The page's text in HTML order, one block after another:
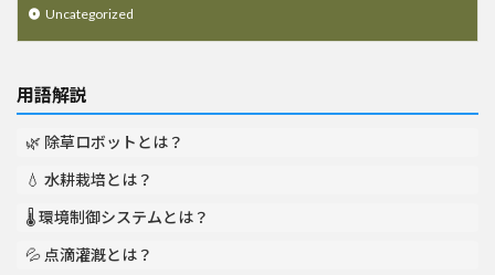
Uncategorized
用語解説
🌿 除草ロボットとは？
💧 水耕栽培とは？
🌡️ 環境制御システムとは？
💦 点滴灌漑とは？